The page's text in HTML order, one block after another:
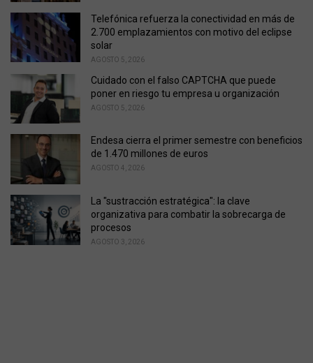
Telefónica refuerza la conectividad en más de
2.700 emplazamientos con motivo del eclipse
solar
AGOSTO 5, 2026
Cuidado con el falso CAPTCHA que puede
poner en riesgo tu empresa u organización
AGOSTO 5, 2026
Endesa cierra el primer semestre con beneficios
de 1.470 millones de euros
AGOSTO 4, 2026
La "sustracción estratégica": la clave
organizativa para combatir la sobrecarga de
procesos
AGOSTO 3, 2026